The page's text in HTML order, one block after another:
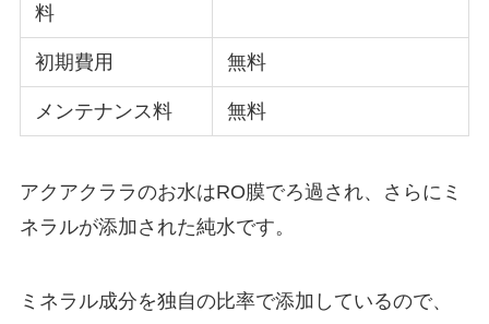
料
初期費用 無料
メンテナンス料 無料
アクアクララのお水はRO膜でろ過され、さらにミ
ネラルが添加された純水です。
ミネラル成分を独自の比率で添加しているので、